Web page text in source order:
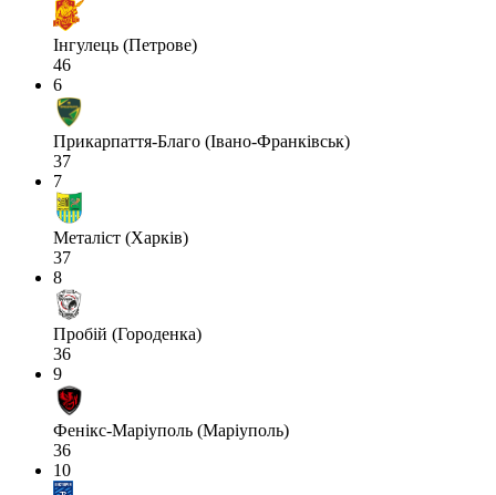
Інгулець (Петрове)
46
6
Прикарпаття-Благо (Івано-Франківськ)
37
7
Металіст (Харків)
37
8
Пробій (Городенка)
36
9
Фенікс-Маріуполь (Маріуполь)
36
10